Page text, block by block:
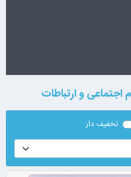
و ارتباطات
تخفیف دار